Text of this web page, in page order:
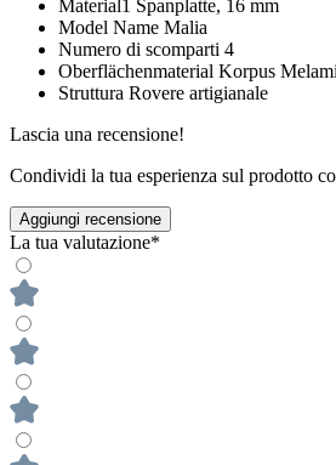
Material1 Spanplatte, 16 mm
Model Name Malia
Numero di scomparti 4
Oberflächenmaterial Korpus
Struttura Rovere artigianale
Lascia una recensione!
Condividi la tua esperienza sul prodotto
Aggiungi recensione
La tua valutazione*